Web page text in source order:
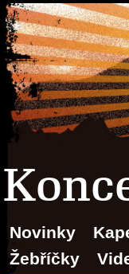
Novinky
Žebříčky